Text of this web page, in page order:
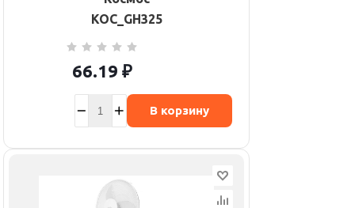
KOC_GH325
66.19 ₽
В корзину